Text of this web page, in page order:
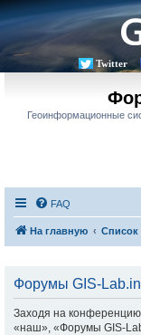
Twitter
Геоинформационные
FAQ
На главную
Форумы GIS-
Заходя на
«наш», «Форумы GIS-